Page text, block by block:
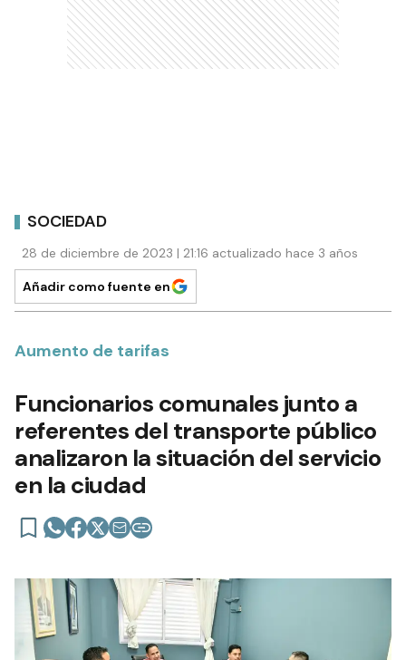
SOCIEDAD
28 de diciembre de 2023 | 21:16 actualizado hace 3 años
Añadir como fuente en
Aumento de tarifas
Funcionarios comunales junto a
referentes del transporte público
analizaron la situación del servicio
en la ciudad